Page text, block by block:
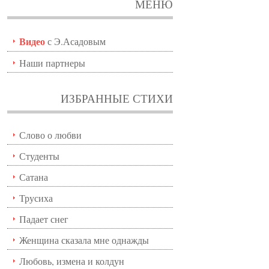
МЕНЮ
Видеос Э.Асадовым
Наши партнеры
ИЗБРАННЫЕ СТИХИ
Слово о любви
Студенты
Сатана
Трусиха
Падает снег
Женщина сказала мне однажды
Любовь, измена и колдун